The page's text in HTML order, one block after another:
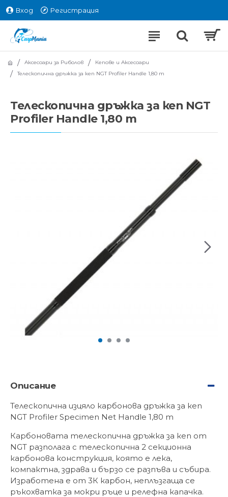
Вход Регистрация
Аксесоари за Риболов
Кепове и Аксесоари
Телескопична дръжка за кеп NGT Profiler Handle 1,80 m
Телескопична дръжка за кеп NGT
Profiler Handle 1,80 m
Описание
Телескопична изцяло карбонова дръжка за кеп
NGT Profiler Specimen Net Handle 1,80 m
Карбоновата телескопична дръжка за кеп от
NGT разполага с телескопична 2 секционна
карбонова конструкция, която е лека,
компактна, здрава и бързо се разпъва и събира.
Изработена е от 3К карбон, неплъзгаща се
ръкохватка за мокри ръце и релефна капачка.